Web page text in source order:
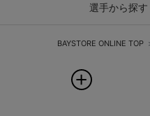
選手から探す
BAYSTORE ONLINE TOP